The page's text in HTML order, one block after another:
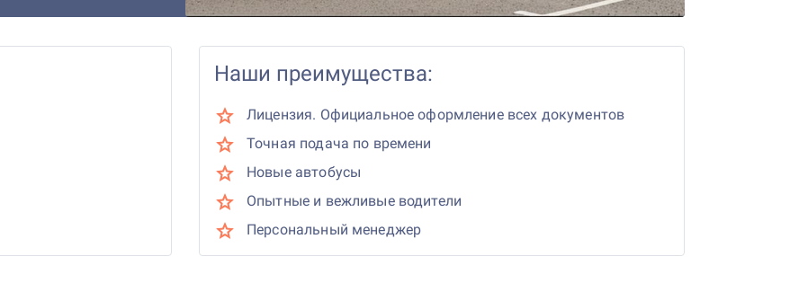
Наши преимущества:
Лицензия. Официальное оформление всех документов
Точная подача по времени
Новые автобусы
Опытные и вежливые водители
Персональный менеджер